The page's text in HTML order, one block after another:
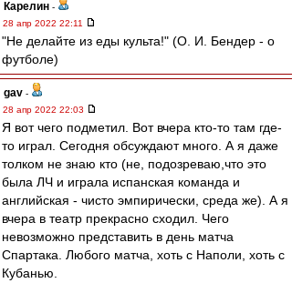
Карелин -
28 апр 2022 22:11
"Не делайте из еды культа!" (О. И. Бендер - о
футболе)
gav -
28 апр 2022 22:03
Я вот чего подметил. Вот вчера кто-то там где-
то играл. Сегодня обсуждают много. А я даже
толком не знаю кто (не, подозреваю,что это
была ЛЧ и играла испанская команда и
английская - чисто эмпирически, среда же). А я
вчера в театр прекрасно сходил. Чего
невозможно представить в день матча
Спартака. Любого матча, хоть с Наполи, хоть с
Кубанью.